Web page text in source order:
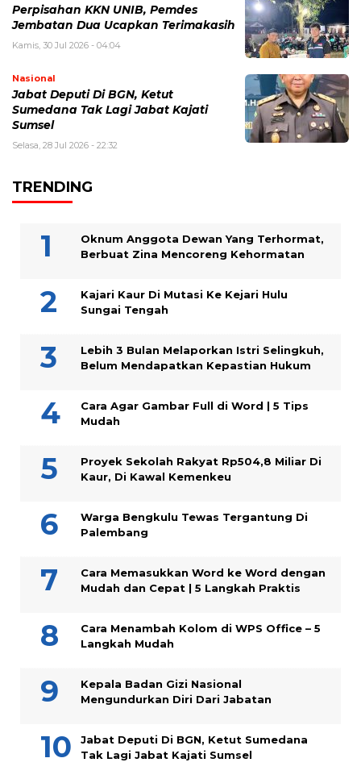
Perpisahan KKN UNIB, Pemdes
Jembatan Dua Ucapkan Terimakasih
Kamis, 30 Jul 2026 - 04:04
Nasional
Jabat Deputi Di BGN, Ketut
Sumedana Tak Lagi Jabat Kajati
Sumsel
Selasa, 28 Jul 2026 - 22:32
TRENDING
Oknum Anggota Dewan Yang Terhormat,
Berbuat Zina Mencoreng Kehormatan
Kajari Kaur Di Mutasi Ke Kejari Hulu
Sungai Tengah
Lebih 3 Bulan Melaporkan Istri Selingkuh,
Belum Mendapatkan Kepastian Hukum
Cara Agar Gambar Full di Word | 5 Tips
Mudah
Proyek Sekolah Rakyat Rp504,8 Miliar Di
Kaur, Di Kawal Kemenkeu
Warga Bengkulu Tewas Tergantung Di
Palembang
Cara Memasukkan Word ke Word dengan
Mudah dan Cepat | 5 Langkah Praktis
Cara Menambah Kolom di WPS Office – 5
Langkah Mudah
Kepala Badan Gizi Nasional
Mengundurkan Diri Dari Jabatan
Jabat Deputi Di BGN, Ketut Sumedana
Tak Lagi Jabat Kajati Sumsel